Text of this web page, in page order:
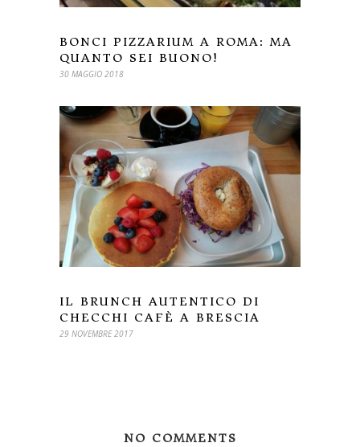
BONCI PIZZARIUM A ROMA: MA
QUANTO SEI BUONO!
30 MAGGIO 2018
IL BRUNCH AUTENTICO DI
CHECCHI CAFÈ A BRESCIA
29 NOVEMBRE 2017
NO COMMENTS